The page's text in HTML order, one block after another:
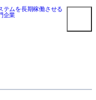
テムを長期稼働させる
企業
イン